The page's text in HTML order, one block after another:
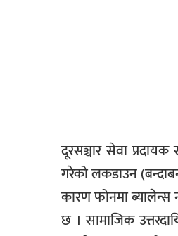
दूरसञ्चार सेवा
गरेको लकडाउन
कारण फोनमा ब्यालेन्स
छ । सामाजिक